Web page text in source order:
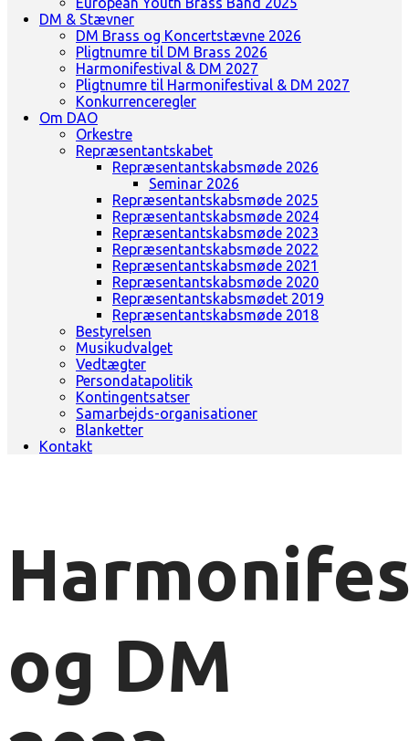
DM & Stævner
DM Brass og Koncertstævne 2026
Pligtnumre til DM Brass 2026
Harmonifestival & DM 2027
Pligtnumre til Harmonifestival & DM 2027
Konkurrenceregler
Om DAO
Orkestre
Repræsentantskabet
Repræsentantskabsmøde 2026
Seminar 2026
Repræsentantskabsmøde 2025
Repræsentantskabsmøde 2024
Repræsentantskabsmøde 2023
Repræsentantskabsmøde 2022
Repræsentantskabsmøde 2021
Repræsentantskabsmøde 2020
Repræsentantskabsmødet 2019
Repræsentantskabsmøde 2018
Bestyrelsen
Musikudvalget
Vedtægter
Persondatapolitik
Kontingentsatser
Samarbejds-organisationer
Blanketter
Kontakt
og DM